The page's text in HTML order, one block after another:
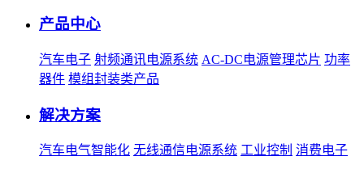
产品中心
汽车电子 射频通讯电源系统 AC-DC电源管理芯片 功率
器件 模组封装类产品
解决方案
汽车电气智能化 无线通信电源系统 工业控制 消费电子